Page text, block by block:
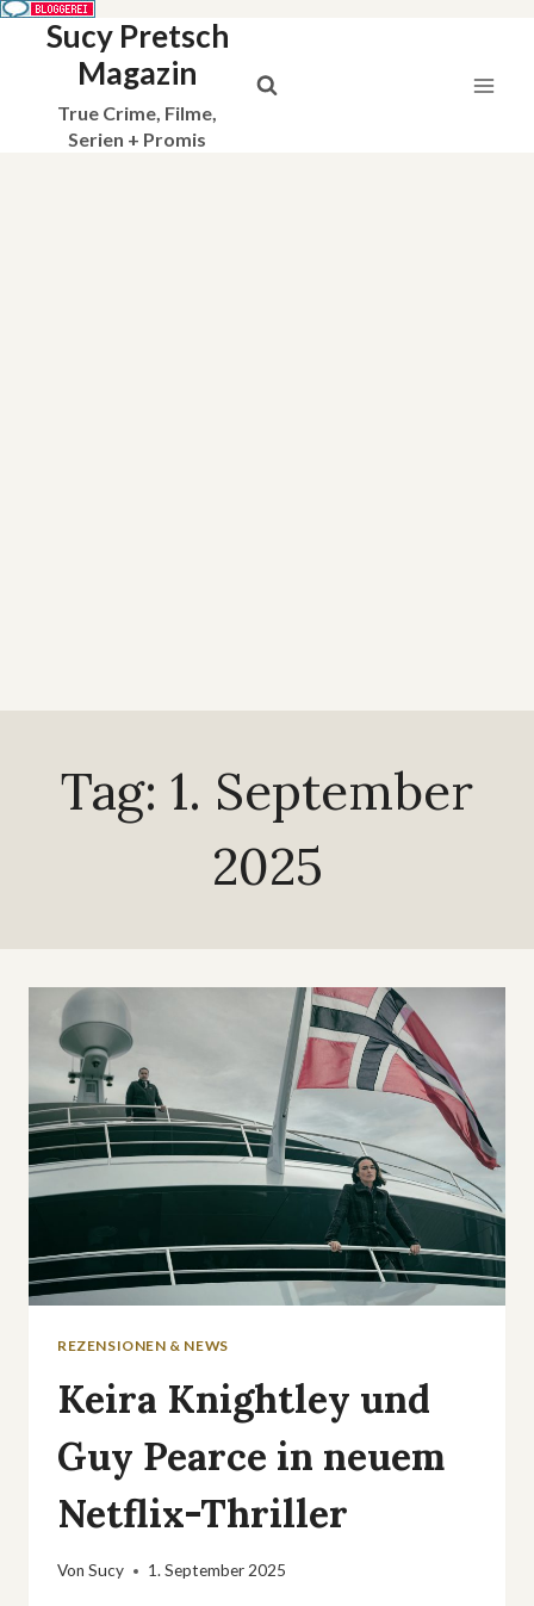
Sucy Pretsch
Magazin
True Crime, Filme,
Serien + Promis
Tag: 1. September
2025
REZENSIONEN & NEWS
Keira Knightley und
Guy Pearce in neuem
Netflix-Thriller
Von Sucy 1. September 2025